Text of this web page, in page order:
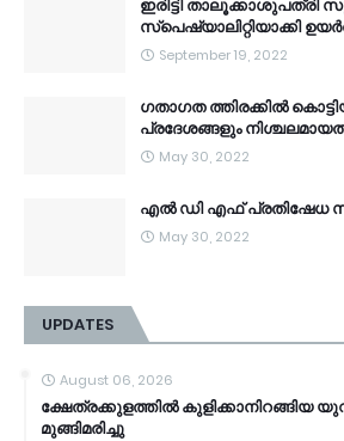
ഇരിട്ടി താലൂക്കാശുപത്രി
സ്‌പെഷ്യാലിറ്റിയാക്കി
September 19, 2022
ഗതാഗത ത്തിരക്കിൽ
പ്രദേശങ്ങളും
May 30, 2022
എൽ ഡി എഫ് പ്രതിഷേധ
May 30, 2022
UPDATES
August 06, 2026
ക്ഷേത്രക്കുളത്തില്‍ കുളിക്കാനിറങ്ങിയ
മുങ്ങിമരിച്ചു